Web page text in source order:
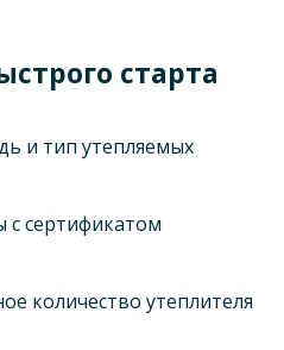
старта
и тип утепляемых
сертификатом
количество утеплителя